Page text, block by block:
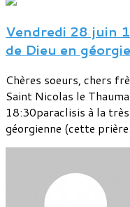
Vendredi 28 juin
de Dieu en
Chères soeurs, chers
Saint Nicolas le
18:30paraclisis à la
géorgienne (cette